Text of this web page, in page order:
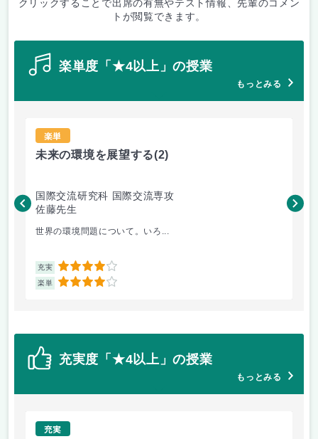
クリックすることで出席の有無やテスト情報、先輩のコメン
トが閲覧できます。
楽単度「★4以上」の授業
もっとみる
楽単
未来の環境を展望する(2)
国際交流研究科 国際交流専攻
佐藤先生
世界の環境問題について。いろ...
充実 4
楽単 4
矢
充実度「★4以上」の授業
もっとみる
充実